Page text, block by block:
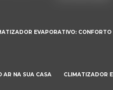
EVAPORATIVO: CONFORTO
AR NA SUA CASA CLIMATIZADOR